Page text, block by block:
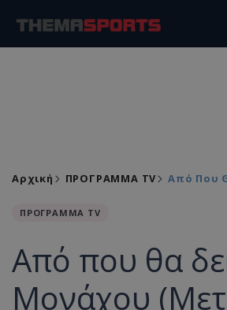
Αρχική ΠΡΟΓΡΑΜΜΑ TV Από Που
ΠΡΟΓΡΑΜΜΑ TV
Από που θα
Μονάχου